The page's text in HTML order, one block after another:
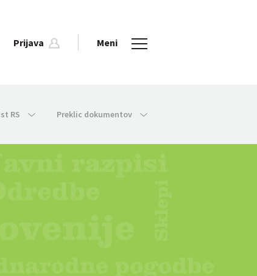
Prijava Meni
RS Preklic dokumentov